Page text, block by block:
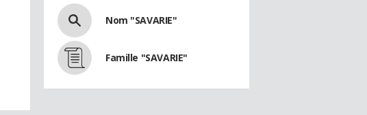
Nom "SAVARIE"
Famille "SAVARIE"